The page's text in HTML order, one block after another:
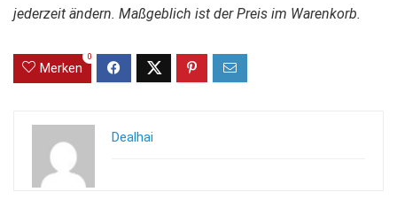
jederzeit ändern. Maßgeblich ist der Preis im Warenkorb.
Merken
0
Dealhai